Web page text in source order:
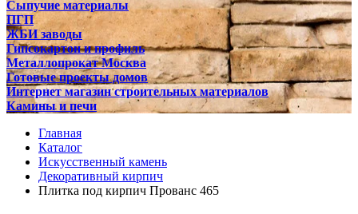
Сыпучие материалы
ПГП
ЖБИ заводы
Гипсокартон и профиль
Металлопрокат Москва
Готовые проекты домов
Интернет магазин строительных материалов
Камины и печи
Главная
Каталог
Искусственный камень
Декоративный кирпич
Плитка под кирпич Прованс 465